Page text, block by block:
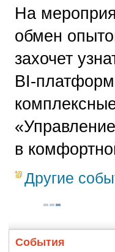
На
обмен
захочет
BI-
в
Другие
События